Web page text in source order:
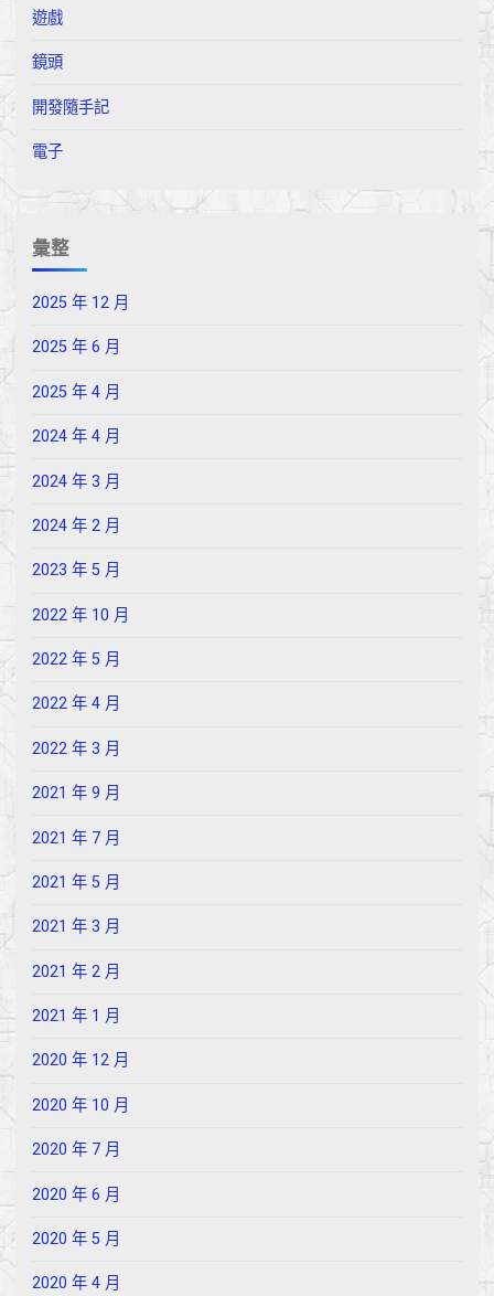
遊戲
鏡頭
開發隨手記
電子
彙整
2025 年 12 月
2025 年 6 月
2025 年 4 月
2024 年 4 月
2024 年 3 月
2024 年 2 月
2023 年 5 月
2022 年 10 月
2022 年 5 月
2022 年 4 月
2022 年 3 月
2021 年 9 月
2021 年 7 月
2021 年 5 月
2021 年 3 月
2021 年 2 月
2021 年 1 月
2020 年 12 月
2020 年 10 月
2020 年 7 月
2020 年 6 月
2020 年 5 月
2020 年 4 月